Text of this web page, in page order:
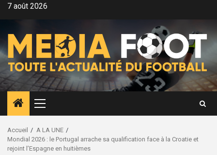
Aller7 août 2026
Menu
principal
Accueil
A LA UNE
Mondial 2026 : le Portugal arrache sa qualification face à la Croatie et
rejoint l’Espagne en huitièmes